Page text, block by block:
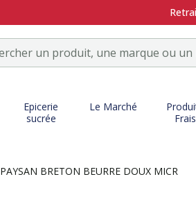
Epicerie
sucrée
Le Marché
Frais
PAYSAN BRETON BEURRE DOUX MICR